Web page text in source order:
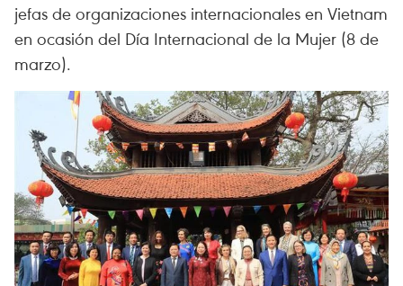
jefas de organizaciones internacionales en Vietnam
en ocasión del Día Internacional de la Mujer (8 de
marzo).